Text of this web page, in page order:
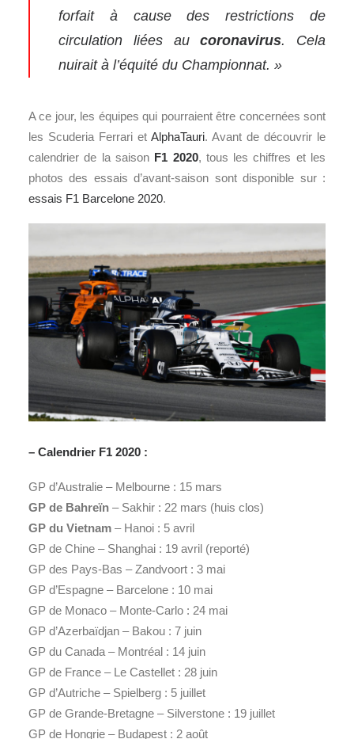
forfait à cause des restrictions de
circulation liées aucoronavirus. Cela
nuirait à l’équité du Championnat. »
A ce jour, les équipes qui pourraient être concernées sont
les Scuderia Ferrari et AlphaTauri. Avant de découvrir le
calendrier de la saison F1 2020, tous les chiffres et les
photos des essais d’avant-saison sont disponible sur :
essais F1 Barcelone 2020.
– Calendrier F1 2020 :
GP d’Australie – Melbourne : 15 mars
GP de Bahreïn – Sakhir : 22 mars (huis clos)
GP du Vietnam – Hanoi : 5 avril
GP de Chine – Shanghai : 19 avril (reporté)
GP des Pays-Bas – Zandvoort : 3 mai
GP d’Espagne – Barcelone : 10 mai
GP de Monaco – Monte-Carlo : 24 mai
GP d’Azerbaïdjan – Bakou : 7 juin
GP du Canada – Montréal : 14 juin
GP de France – Le Castellet : 28 juin
GP d’Autriche – Spielberg : 5 juillet
GP de Grande-Bretagne – Silverstone : 19 juillet
GP de Hongrie – Budapest : 2 août